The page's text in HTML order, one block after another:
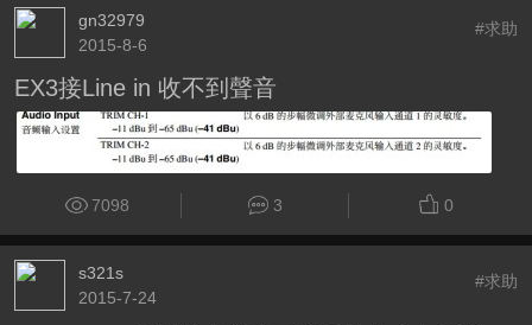
gn32979
2015-8-6
#求助
EX3接Line in 收不到聲音
7098 3 0
s321s
2015-7-24
#求助